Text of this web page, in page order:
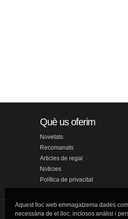
Què us oferim
Novetats
Recomanats
Articles de regal
Noticies
Política de privacitat
Aquest lloc web emmagatzema dades
necessària de el lloc, inclosos anàlisi i